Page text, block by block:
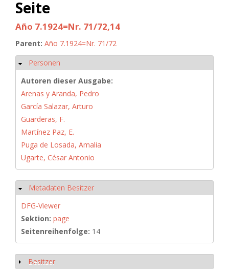
Seite
Año 7.1924=Nr. 71/72,14
Parent: Año 7.1924=Nr. 71/72
Ausblenden
Personen
Autoren dieser Ausgabe:
Arenas y Aranda, Pedro
García Salazar, Arturo
Guarderas, F.
Martínez Paz, E.
Puga de Losada, Amalia
Ugarte, César Antonio
Ausblenden
Metadaten Besitzer
DFG-Viewer
Sektion: page
Seitenreihenfolge: 14
Anzeigen
Besitzer